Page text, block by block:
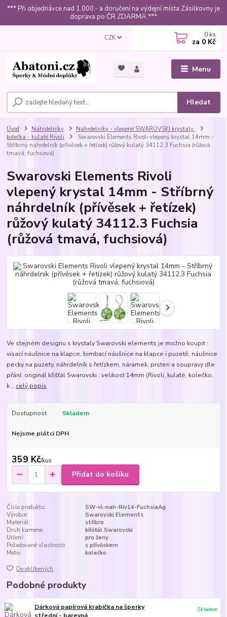
*** Při objednávce nad 1.000,- a doručení na výdejní místa Zásilkovny je
doprava po ČR ZDARMA ***
Menu
CZK
Hledat
0 ks
za 0 Kč
Úvod Náhrdelníky
Náhrdelníky - vlepené SWAROVSKI krystaly
kolečka - kulaté Rivoli
Swarovski Elements Rivoli vlepený krystal 14mm -
Stříbrný náhrdelník (přívěsek + řetízek) růžový kulatý 34112.3 Fuchsia (růžová
tmavá, fuchsiová)
Swarovski Elements Rivoli
vlepený krystal 14mm - Stříbrný
náhrdelník (přívěsek + řetízek)
růžový kulatý 34112.3 Fuchsia
(růžová tmavá, fuchsiová)
Ve stejném designu s krystaly Swarovski elements je možno koupit :
visací náušnice na klapce, bimbací náušnice na klapce i puzetě, náušnice
pecky na puzety, náhrdelník s řetízkem, náramek, prsten a soupravy dle
přání. originál křišťál Swarovski : velikost 14mm (Rivoli, kulaté, kolečko,
k... celý popis
Dostupnost Skladem
Nejsme plátci DPH
359 Kč/kus
Přidat do košíku
Číslo produktu:
SW-vl-nah-Riv14-FuchsiaAg
Výrobce:
Swarovski Elements
Materiál:
stříbro
Druh kamene:
křišťál Swarovski
Určení:
pro ženy
Požadované vlastnosti:
s přívěskem
Motiv:
kolečko
Do oblíbených
Podobné produkty
Dárková papírová krabička na šperky
Skladem